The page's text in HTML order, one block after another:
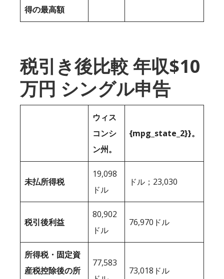
得の最高額
税引き後比較 年収$10
万円 シングル申告
ウィス
コンシ
ン州。
{mpg_state_2}}。
未払所得税
19,098
ドル
ドル；23,030
税引後利益
80,902
ドル
76,970ドル
所得税・固定資
産税控除後の所
77,583
73,018ドル